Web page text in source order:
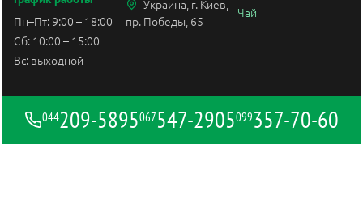
Пн–Пт: 9:00 – 18:00
Сб: 10:00 – 15:00
Вс: выходной
Украина, г. Киев,
пр. Победы, 65
Чай
044209-5895067547-2905099357-70-60